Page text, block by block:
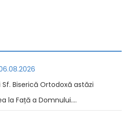
06.08.2026
Biserică Ortodoxă astăzi
la Față a Domnului....